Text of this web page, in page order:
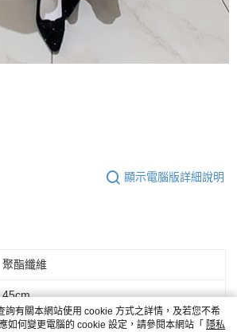
顯示電腦版詳細說明
聚酯纖維
45cm
42cm
詢有關本網站使用 cookie 方式之詳情，及若您不希
如何變更電腦的 cookie 設定，請參閱本網站「 隱私